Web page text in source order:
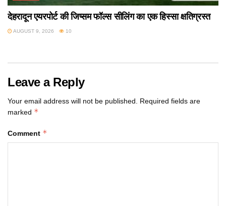
देहरादून एयरपोर्ट की जिप्सम फॉल्स सीलिंग का एक हिस्सा क्षतिग्रस्त
AUGUST 9, 2026 10
Leave a Reply
Your email address will not be published. Required fields are
marked *
Comment *